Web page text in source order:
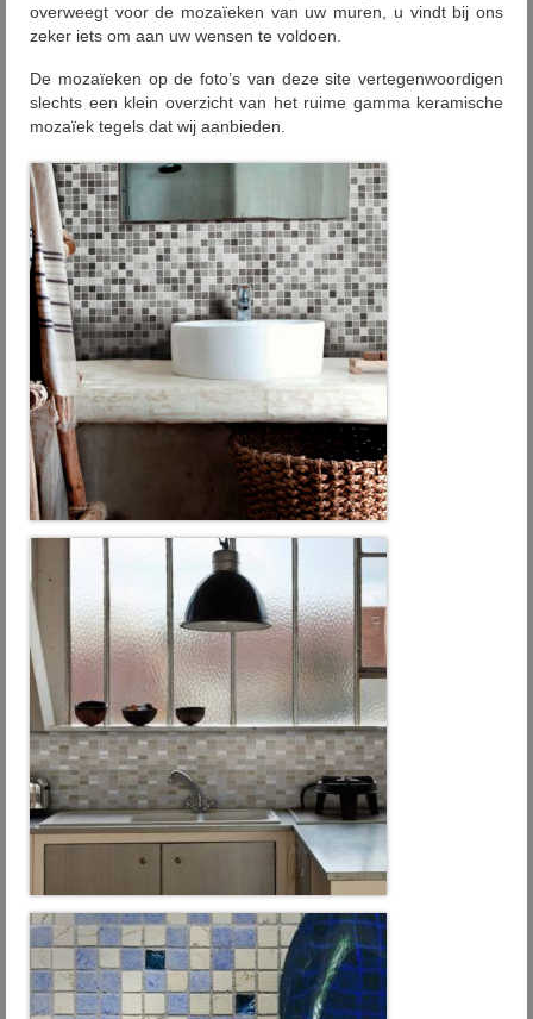
overweegt voor de mozaïeken van uw muren, u vindt bij ons
zeker iets om aan uw wensen te voldoen.
De mozaïeken op de foto’s van deze site vertegenwoordigen
slechts een klein overzicht van het ruime gamma keramische
mozaïek tegels dat wij aanbieden.